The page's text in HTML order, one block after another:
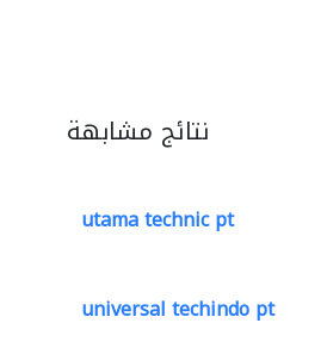
نتائج مشابهة
utama technic pt
universal techindo pt